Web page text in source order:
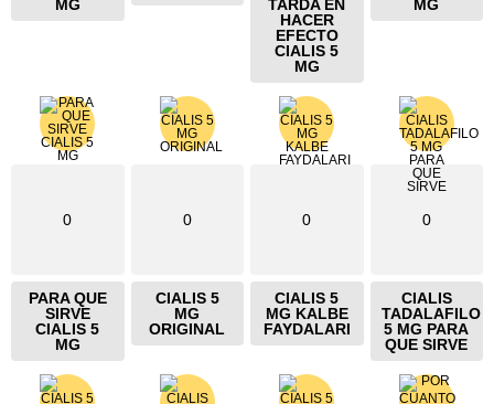
MG
TARDA EN
HACER
EFECTO
CIALIS 5
MG
MG
0
PARA QUE
SIRVE
CIALIS 5
MG
0
CIALIS 5
MG
ORIGINAL
0
CIALIS 5
MG KALBE
FAYDALARI
0
CIALIS
TADALAFILO
5 MG PARA
QUE SIRVE